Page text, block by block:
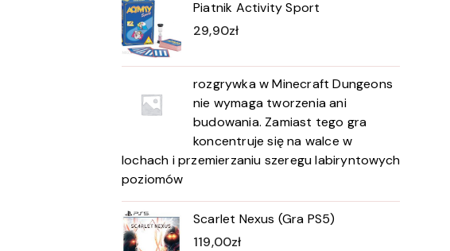
Piatnik Activity Sport
29,90zł
rozgrywka w Minecraft Dungeons
nie wymaga tworzenia ani
budowania. Zamiast tego gra
koncentruje się na walce w
lochach i przemierzaniu szeregu labiryntowych
poziomów
Scarlet Nexus (Gra PS5)
119,00zł